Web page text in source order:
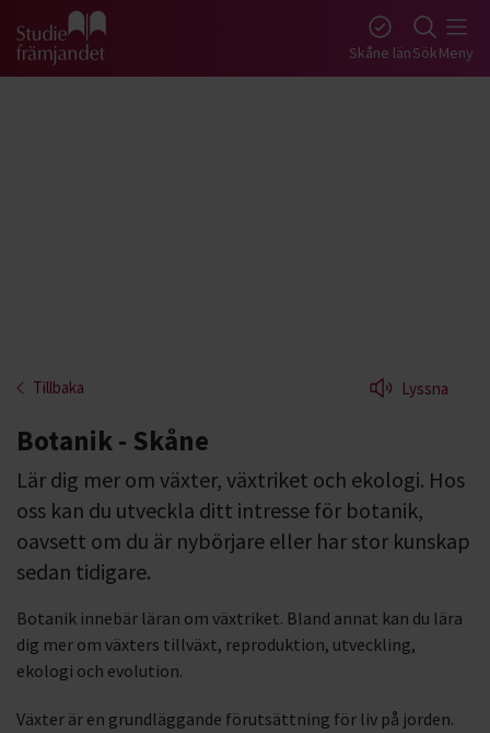
Gå till studiefrämjandets startsida Skåne länSökMeny
Tillbaka Lyssna
Botanik - Skåne
Lär dig mer om växter, växtriket och ekologi. Hos
oss kan du utveckla ditt intresse för botanik,
oavsett om du är nybörjare eller har stor kunskap
sedan tidigare.
Botanik innebär läran om växtriket. Bland annat kan du lära
dig mer om växters tillväxt, reproduktion, utveckling,
ekologi och evolution.
Växter är en grundläggande förutsättning för liv på jorden.